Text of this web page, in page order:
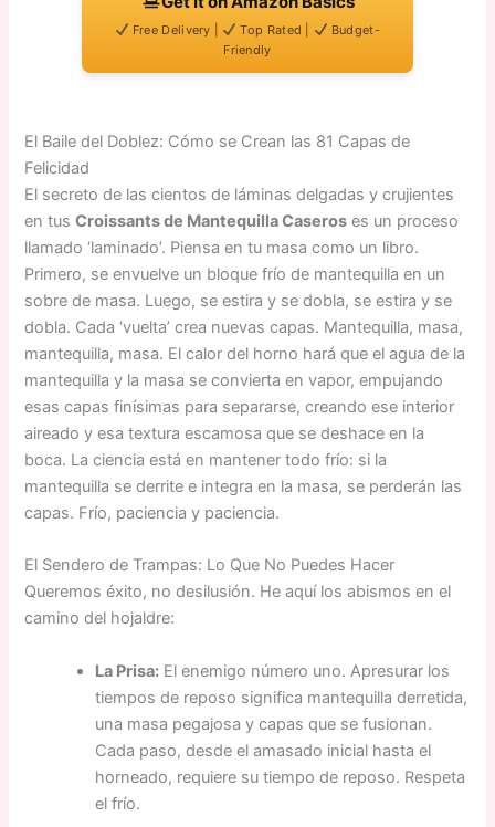
Free Delivery | Top Rated |
Budget-
Friendly
El Baile del Doblez: Cómo se Crean las 81 Capas de
Felicidad
El secreto de las cientos de láminas delgadas y crujientes
en tusCroissants de Mantequilla Caseros es un proceso
llamado ‘laminado’. Piensa en tu masa como un libro.
Primero, se envuelve un bloque frío de mantequilla en un
sobre de masa. Luego, se estira y se dobla, se estira y se
dobla. Cada ‘vuelta’ crea nuevas capas. Mantequilla, masa,
mantequilla, masa. El calor del horno hará que el agua de la
mantequilla y la masa se convierta en vapor, empujando
esas capas finísimas para separarse, creando ese interior
aireado y esa textura escamosa que se deshace en la
boca. La ciencia está en mantener todo frío: si la
mantequilla se derrite e integra en la masa, se perderán las
capas. Frío, paciencia y paciencia.
El Sendero de Trampas: Lo Que No Puedes Hacer
Queremos éxito, no desilusión. He aquí los abismos en el
camino del hojaldre:
La Prisa: El enemigo número uno. Apresurar los
tiempos de reposo significa mantequilla derretida,
una masa pegajosa y capas que se fusionan.
Cada paso, desde el amasado inicial hasta el
horneado, requiere su tiempo de reposo. Respeta
el frío.